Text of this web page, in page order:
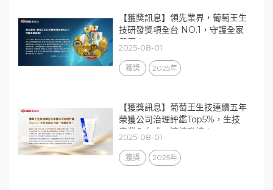
【獲獎訊息】領先業界，葡萄王生
技研發獎項全台 NO.1，守護全家
健康！
2025-08-01
獲獎 2025年
【獲獎訊息】葡萄王生技連續五年
榮獲公司治理評鑑Top5%，生技
產業全台唯一連續登榜！
2025-08-01
獲獎 2025年